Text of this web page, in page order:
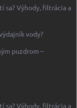
sa? Výhody, filtrácia a
vody?
puzdrom –
sa? Výhody, filtrácia a